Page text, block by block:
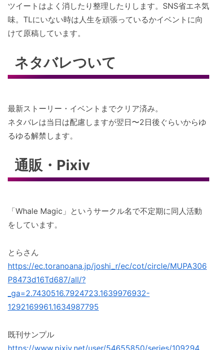
ツイートはよく消したり整理したりします。SNS省エネ気
味。TLにいない時は人生を頑張っているかイベントに向
けて原稿しています。
ネタバレついて
最新ストーリー・イベントまでクリア済み。
ネタバレは当日は配慮しますが翌日〜2日後ぐらいからゆ
るゆる解禁します。
通販・Pixiv
「Whale Magic」というサークル名で不定期に同人活動
をしています。
とらさん
https://ec.toranoana.jp/joshi_r/ec/cot/circle/MUPA306
P8473d16Td687/all/?
_ga=2.7430516.7924723.1639976932-
1292169961.1634987795
既刊サンプル
https://www.pixiv.net/user/54655850/series/109294